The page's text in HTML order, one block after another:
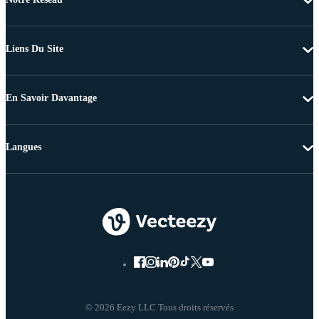
Liens Du Site
En Savoir Davantage
© 2026 Eezy LLC Tous droits réservés
Langues